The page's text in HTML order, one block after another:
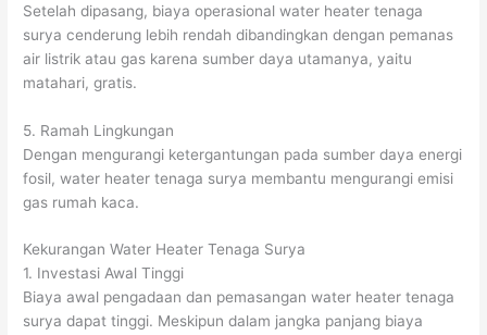
Setelah dipasang, biaya operasional water heater tenaga
surya cenderung lebih rendah dibandingkan dengan pemanas
air listrik atau gas karena sumber daya utamanya, yaitu
matahari, gratis.
5. Ramah Lingkungan
Dengan mengurangi ketergantungan pada sumber daya energi
fosil, water heater tenaga surya membantu mengurangi emisi
gas rumah kaca.
Kekurangan Water Heater Tenaga Surya
1. Investasi Awal Tinggi
Biaya awal pengadaan dan pemasangan water heater tenaga
surya dapat tinggi. Meskipun dalam jangka panjang biaya